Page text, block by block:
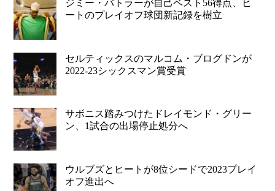
ジミー・バトラーが自己ベスト56得点、ヒ
ートのプレイオフ球団新記録を樹立
セルティックスのマルコム・ブログドンが
2022-23シックスマン賞受賞
サボニス踏みつけたドレイモンド・グリー
ン、1試合の出場停止処分へ
ウルブズとヒートが8位シードで2023プレイ
オフ進出へ